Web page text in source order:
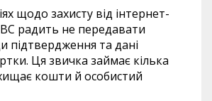
щодо захисту від інтернет-
радить не передавати
підтвердження та дані
Ця звичка займає кілька
кошти й особистий